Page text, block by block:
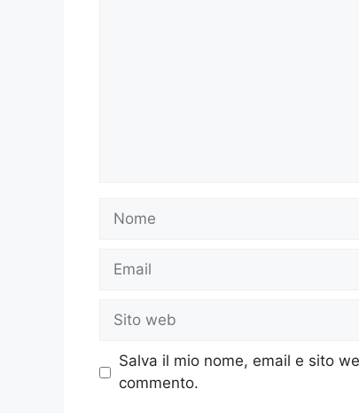
Nome
Email
Sito
web
Salva il mio nome, email e sito
commento.